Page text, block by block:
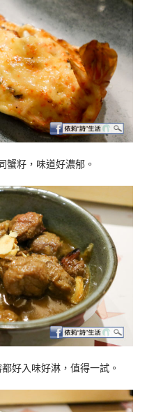
籽，味道好濃郁。
好入味好淋，值得一試。